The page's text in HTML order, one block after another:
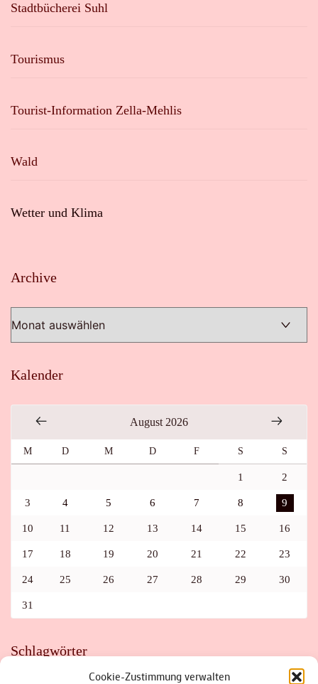
Cookie-Zustimmung verwalten
Stadtbücherei Suhl
Tourismus
Tourist-Information Zella-Mehlis
Wald
Wetter und Klima
Archive
Kalender
August 2026
M D M D F S S
1 2
3 4 5 6 7 8 9
10 11 12 13 14 15 16
17 18 19 20 21 22 23
24 25 26 27 28 29 30
31
Schlagwörter